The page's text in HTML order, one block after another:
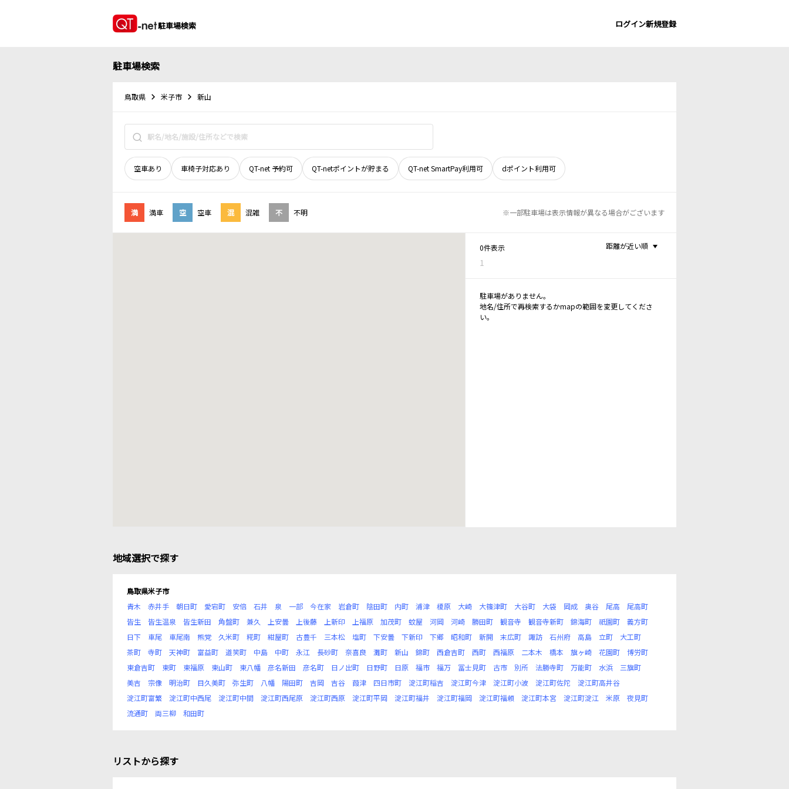
駐車場検索 ログイン新規登録
駐車場検索
鳥取県 米子市 新山
空車あり 車椅子対応あり QT-net 予約可 QT-netポイントが貯まる QT-net SmartPay利用可 dポイント利用可
満 満車 空 空車 混 混雑 不 不明 ※一部駐車場は表示情報が異なる場合がございます
0件表示
1
距離が近い順
駐車場がありません。
地名/住所で再検索するかmapの範囲を変更してくださ
い。
地域選択で探す
鳥取県米子市
青木
赤井手 朝日町 愛宕町 安倍 石井 泉 一部 今在家 岩倉町 陰田町 内町 浦津 榎原 大崎 大篠津町 大谷町 大袋 岡成 奥谷 尾高
尾高町
皆生
皆生温泉 皆生新田 角盤町 兼久 上安曇 上後藤 上新印 上福原 加茂町 蚊屋 河岡 河崎 勝田町 観音寺 観音寺新町 錦海町 祇園町
義方町
日下
車尾 車尾南 熊党 久米町 糀町 紺屋町 古豊千 三本松 塩町 下安曇 下新印 下郷 昭和町 新開 末広町 諏訪 石州府 高島 立町
大工町
茶町
寺町 天神町 富益町 道笑町 中島 中町 永江 長砂町 奈喜良 灘町 新山 錦町 西倉吉町 西町 西福原 二本木 橋本 旗ヶ崎 花園町
博労町
東倉吉町
東町 東福原 東山町 東八幡 彦名新田 彦名町 日ノ出町 日野町 日原 福市 福万 冨士見町 古市 別所 法勝寺町 万能町 水浜
三旗町
美吉
宗像 明治町 目久美町 弥生町 八幡 陽田町 吉岡 吉谷 葭津 四日市町 淀江町稲吉 淀江町今津 淀江町小波 淀江町佐陀
淀江町高井谷
淀江町富繁
淀江町中西尾 淀江町中間 淀江町西尾原 淀江町西原 淀江町平岡 淀江町福井 淀江町福岡 淀江町福頼 淀江町本宮 淀江町淀江 米原
夜見町
流通町
両三柳 和田町
リストから探す